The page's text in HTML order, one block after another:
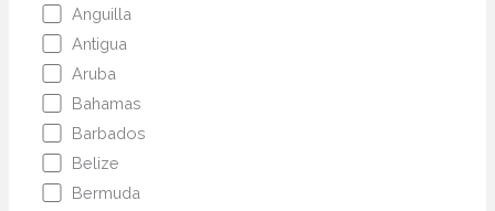
Anguilla
Antigua
Aruba
Bahamas
Barbados
Belize
Bermuda